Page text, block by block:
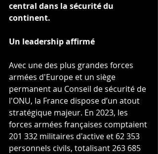
central dans la sécurité du
continent.
Un leadership affirmé
Avec une des plus grandes forces
armées d'Europe et un siège
permanent au Conseil de sécurité de
l'ONU, la France dispose d’un atout
stratégique majeur. En 2023, les
forces armées françaises comptaient
201 332 militaires d'active et 62 353
personnels civils, totalisant 263 685